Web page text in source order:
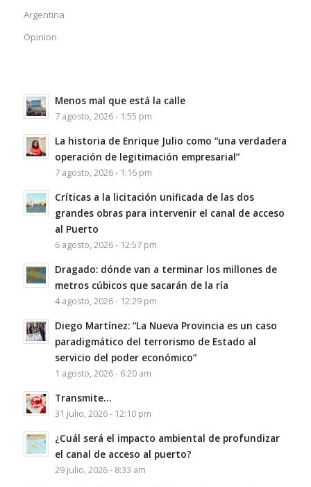
Argentina
Opinion
Menos mal que está la calle
7 agosto, 2026 - 1:55 pm
La historia de Enrique Julio como “una verdadera
operación de legitimación empresarial”
7 agosto, 2026 - 1:16 pm
Críticas a la licitación unificada de las dos
grandes obras para intervenir el canal de acceso
al Puerto
6 agosto, 2026 - 12:57 pm
Dragado: dónde van a terminar los millones de
metros cúbicos que sacarán de la ría
4 agosto, 2026 - 12:29 pm
Diego Martínez: “La Nueva Provincia es un caso
paradigmático del terrorismo de Estado al
servicio del poder económico”
1 agosto, 2026 - 6:20 am
Transmite…
31 julio, 2026 - 12:10 pm
¿Cuál será el impacto ambiental de profundizar
el canal de acceso al puerto?
29 julio, 2026 - 8:33 am